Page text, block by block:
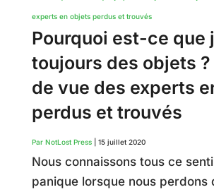
Pourquoi est-ce que
toujours des objets
de vue des experts
perdus et trouvés
Par NotLost Press| 15 juillet 2020
Nous connaissons tous ce
panique lorsque nous perdons